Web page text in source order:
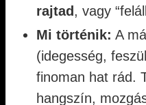
rajtad , vagy
Mi történik: A
(idegesség,
finoman hat rád.
hangszín,